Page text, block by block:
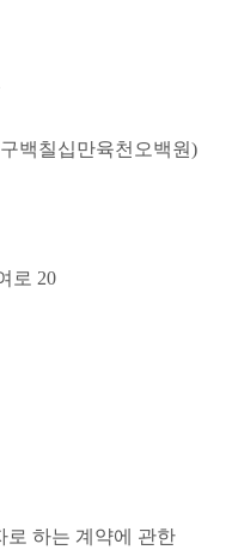
백칠십만육천오백원)
로 20
로 하는 계약에 관한